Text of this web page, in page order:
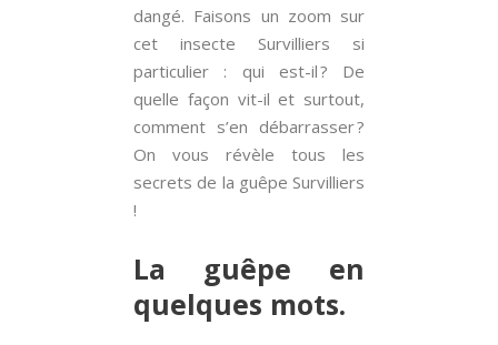
dangé. Faisons un zoom sur
cet insecte Survilliers si
particulier : qui est-il ? De
quelle façon vit-il et surtout,
comment s’en débarrasser ?
On vous révèle tous les
secrets de la guêpe Survilliers
!
La guêpe en
quelques mots.